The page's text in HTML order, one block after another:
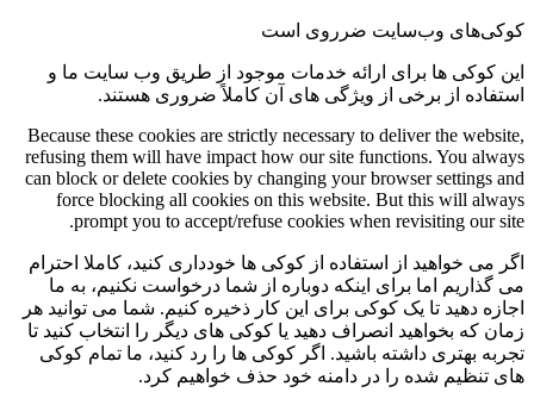
کوکی‌های وب‌سایت ضرروی است
این کوکی ها برای ارائه خدمات موجود از طریق وب سایت ما و
استفاده از برخی از ویژگی های آن کاملاً ضروری هستند.
Because these cookies are strictly necessary to deliver the website,
refusing them will have impact how our site functions. You always
can block or delete cookies by changing your browser settings and
force blocking all cookies on this website. But this will always
prompt you to accept/refuse cookies when revisiting our site.
اگر می خواهید از استفاده از کوکی ها خودداری کنید، کاملا احترام
می گذاریم اما برای اینکه دوباره از شما درخواست نکنیم، به ما
اجازه دهید تا یک کوکی برای این کار ذخیره کنیم. شما می توانید هر
زمان که بخواهید انصراف دهید یا کوکی های دیگر را انتخاب کنید تا
تجربه بهتری داشته باشید. اگر کوکی ها را رد کنید، ما تمام کوکی
های تنظیم شده را در دامنه خود حذف خواهیم کرد.